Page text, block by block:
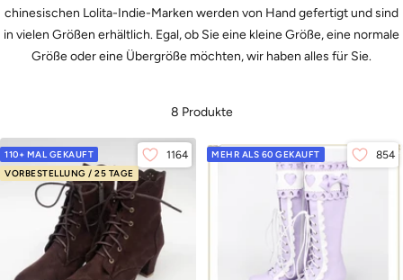
chinesischen Lolita-Indie-Marken werden von Hand gefertigt und sind
in vielen Größen erhältlich. Egal, ob Sie eine kleine Größe, eine normale
Größe oder eine Übergröße möchten, wir haben alles für Sie.
8 Produkte
110+ MAL GEKAUFT
VORBESTELLUNG / 25 TAGE
1164 MEHR ALS 60 GEKAUFT 854